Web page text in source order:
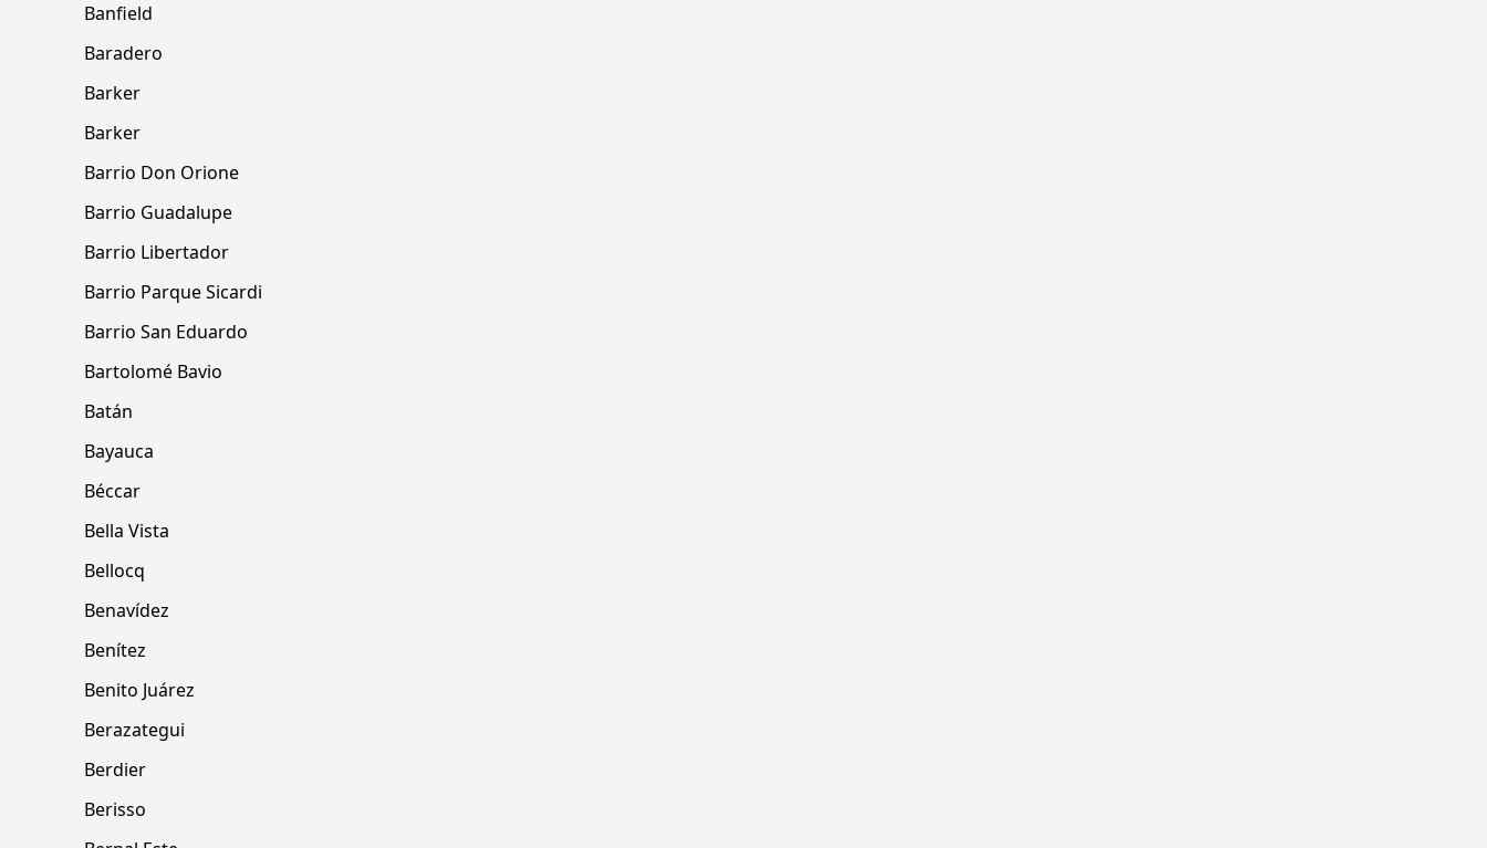
Banfield
Baradero
Barker
Barker
Barrio Don Orione
Barrio Guadalupe
Barrio Libertador
Barrio Parque Sicardi
Barrio San Eduardo
Bartolomé Bavio
Batán
Bayauca
Béccar
Bella Vista
Bellocq
Benavídez
Benítez
Benito Juárez
Berazategui
Berdier
Berisso